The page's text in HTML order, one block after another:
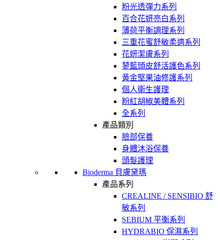
粉光透彈力系列
百合花妍亮白系列
薄荷平衡調理系列
三重花蜜舒敏柔適系列
花妍潔膚系列
蓼藍頭皮舒活護色系列
黃金堅果油修護系列
個人衛生護理
粉紅胡椒美體系列
全系列
產品類別
臉部保養
身體沐浴保養
頭髮護理
Bioderma 貝膚黛瑪
產品系列
CREALINE / SENSIBIO 舒
敏系列
SEBIUM 平衡系列
HYDRABIO 保濕系列